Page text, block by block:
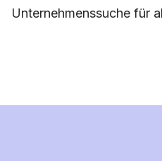
Unternehmenssuche für